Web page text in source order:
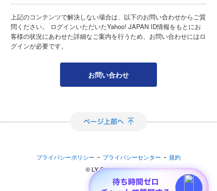
上記のコンテンツで解決しない場合は、以下のお問い合わせからご質
問ください。 ログインいただいたYahoo! JAPAN ID情報をもとにお
客様の状況にあわせた詳細なご案内を行うため、お問い合わせにはロ
グインが必要です。
お問い合わせ
プライバシーポリシー - プライバシーセンター - 規約
©︎ LY Corporation